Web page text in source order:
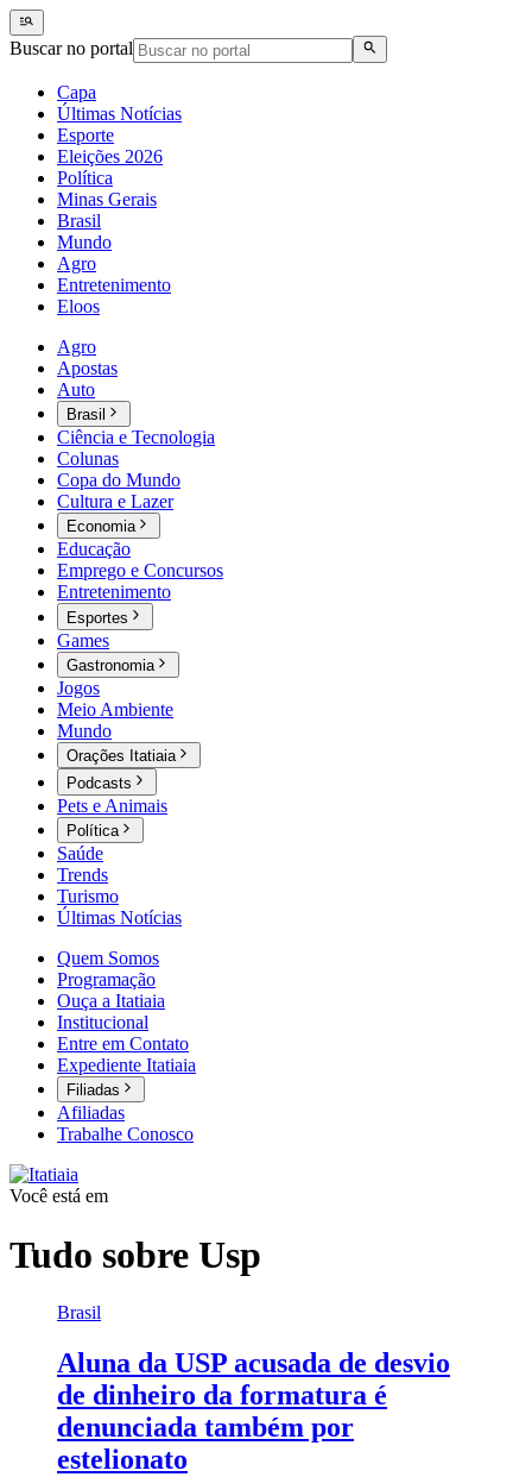
Buscar no portal
Capa
Últimas Notícias
Esporte
Eleições 2026
Política
Minas Gerais
Brasil
Mundo
Agro
Entretenimento
Eloos
Agro
Apostas
Auto
Brasil
Ciência e Tecnologia
Colunas
Copa do Mundo
Cultura e Lazer
Economia
Educação
Emprego e Concursos
Entretenimento
Esportes
Games
Gastronomia
Jogos
Meio Ambiente
Mundo
Orações Itatiaia
Podcasts
Pets e Animais
Política
Saúde
Trends
Turismo
Últimas Notícias
Quem Somos
Programação
Ouça a Itatiaia
Institucional
Entre em Contato
Expediente Itatiaia
Filiadas
Afiliadas
Trabalhe Conosco
Você está em
Tudo sobre Usp
Brasil
Aluna da USP acusada de desvio
de dinheiro da formatura é
denunciada também por
estelionato